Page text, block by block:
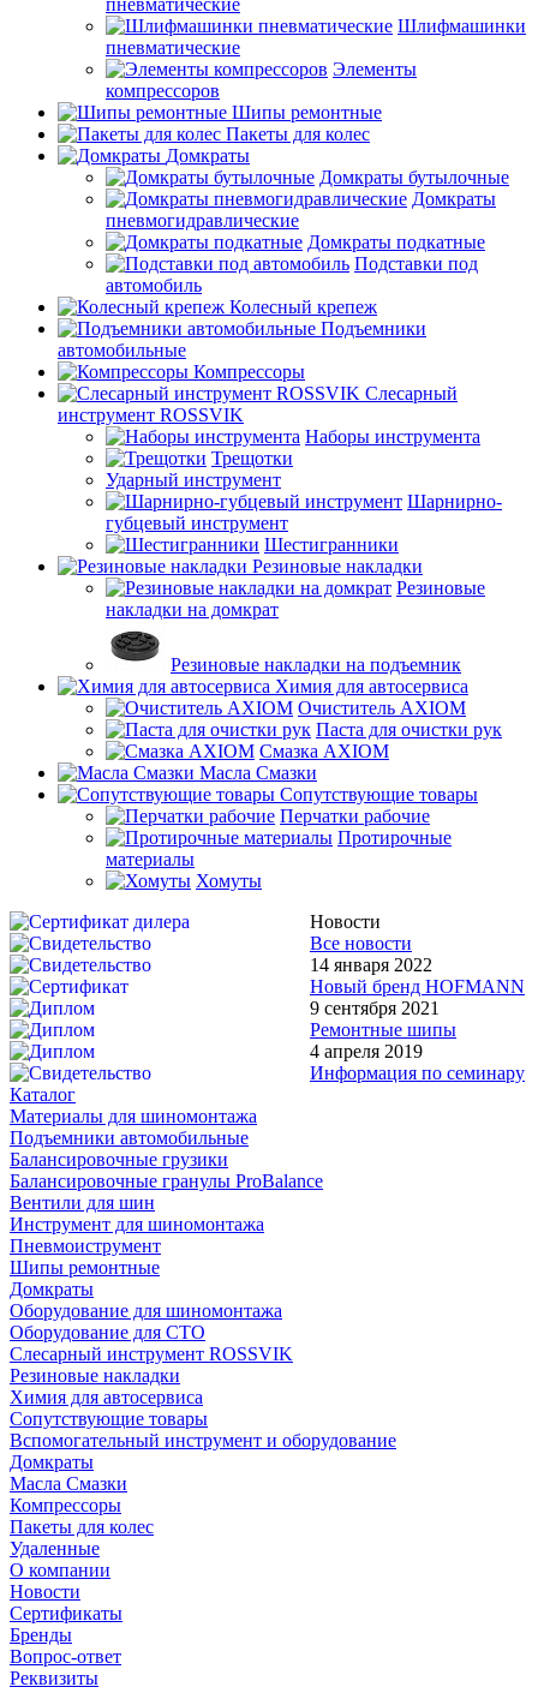
Шлифмашинки
пневматические
Элементы
компрессоров
Шипы ремонтные
Пакеты для колес
Домкраты
Домкраты бутылочные
Домкраты
пневмогидравлические
Домкраты подкатные
Подставки под
автомобиль
Колесный крепеж
Подъемники
автомобильные
Компрессоры
Слесарный
инструмент ROSSVIK
Наборы инструмента
Трещотки
Ударный инструмент
Шарнирно-
губцевый инструмент
Шестигранники
Резиновые накладки
Резиновые
накладки на домкрат
Резиновые накладки на подъемник
Химия для автосервиса
Очиститель AXIOM
Паста для очистки рук
Смазка AXIOM
Масла Смазки
Сопутствующие товары
Перчатки рабочие
Протирочные
материалы
Хомуты
Новости
Все новости
14 января 2022
Новый бренд HOFMANN
9 сентября 2021
Ремонтные шипы
4 апреля 2019
Информация по семинару
Каталог
Материалы для шиномонтажа
Подъемники автомобильные
Балансировочные грузики
Балансировочные гранулы ProBalance
Вентили для шин
Инструмент для шиномонтажа
Пневмоиструмент
Шипы ремонтные
Домкраты
Оборудование для шиномонтажа
Оборудование для СТО
Слесарный инструмент ROSSVIK
Резиновые накладки
Химия для автосервиса
Сопутствующие товары
Вспомогательный инструмент и оборудование
Домкраты
Масла Смазки
Компрессоры
Пакеты для колес
Удаленные
О компании
Новости
Сертификаты
Бренды
Вопрос-ответ
Реквизиты